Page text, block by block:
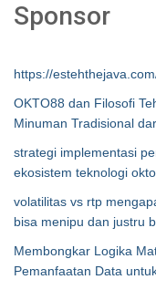
Sponsor
https://
OKTO88 dan Filosofi
Minuman Tradisional
strategi implementasi
ekosistem teknologi
volatilitas vs rtp
bisa menipu dan justru
Membongkar Logika
Pemanfaatan Data